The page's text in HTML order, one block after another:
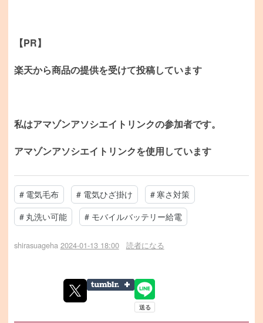
【PR】
楽天から商品の提供を受けて投稿しています
私はアマゾンアソシエイトリンクの参加者です。
アマゾンアソシエイトリンクを使用しています
# 電気毛布 # 電気ひざ掛け #寒さ対策
# 丸洗い可能 # モバイルバッテリー給電
shirasuageha 2024-01-13 18:00 読者になる